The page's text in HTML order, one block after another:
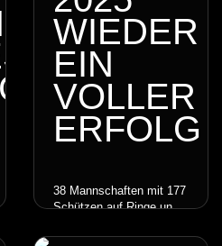
2
IEDER E
IN V
OLLER E
RFOLG
38 Mannschaften mit 177
Schützen auf Ringe und